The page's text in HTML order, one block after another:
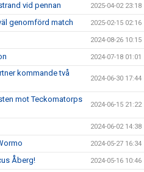
vid pennan 2025-04-02 23:18
genomförd match 2025-02-15 02:16
2024-08-26 10:15
2024-07-18 01:01
kommande två
2024-06-30 17:44
mot Teckomatorps
2024-06-15 21:22
2024-06-02 14:38
2024-05-27 16:34
Åberg! 2024-05-16 10:46